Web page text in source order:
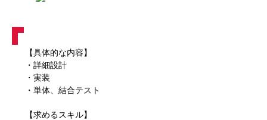
【具体的な内容】
・詳細設計
・実装
・単体、結合テスト
【求めるスキル】